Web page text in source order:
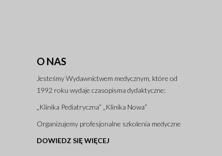
O NAS
Jesteśmy Wydawnictwem medycznym, które od
1992 roku wydaje czasopisma dydaktyczne:
„Klinika Pediatryczna” „Klinika Nowa”
Organizujemy profesjonalne szkolenia medyczne
DOWIEDZ SIĘ WIĘCEJ